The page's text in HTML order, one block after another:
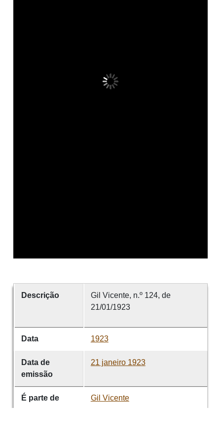
Descrição
Gil Vicente, n.º 124, de
21/01/1923
Data 1923
Data de
emissão
21 janeiro 1923
É parte de Gil Vicente